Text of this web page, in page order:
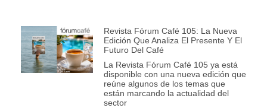
Revista Fórum Café 105: La Nueva
Edición Que Analiza El Presente Y El
Futuro Del Café
La Revista Fórum Café 105 ya está
disponible con una nueva edición que
reúne algunos de los temas que
están marcando la actualidad del
sector